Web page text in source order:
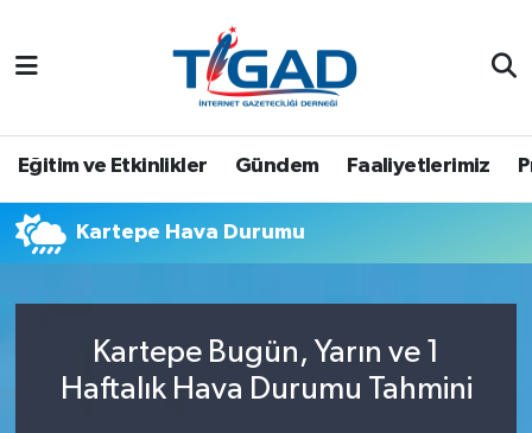
Eğitim ve Etkinlikler Gündem Faaliyetlerimiz
Kartepe Hava Durumu
Kartepe Bugün, Yarın ve 1
Haftalık Hava Durumu Tahmini
Nöbetçi Eczaneler
Tüm Manşetler